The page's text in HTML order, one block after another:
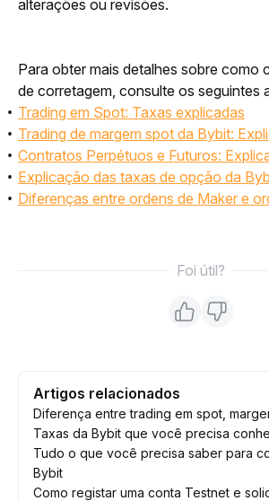
alterações ou revisões.
Para obter mais detalhes sobre como
de corretagem, consulte os seguintes
Trading em Spot: Taxas explicadas
Trading de margem spot da Bybit:
Contratos Perpétuos e Futuros:
Explicação das taxas de opção da
Diferenças entre ordens de Maker e
Foi útil?
Artigos relacionados
Diferença entre trading em spot,
Taxas da Bybit que você precisa
Tudo o que você precisa saber para
Bybit
Como registar uma conta Testnet e